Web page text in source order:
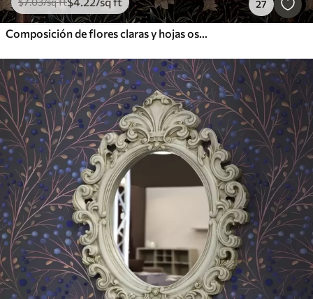
27
Composición de flores claras y hojas oscuras sobre fondo oscuro